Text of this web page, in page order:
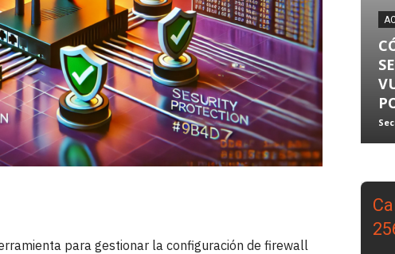
para gestionar la configuración de firewall